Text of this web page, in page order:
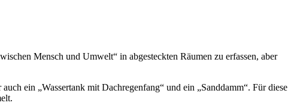
Mensch und Umwelt“ in abgesteckten Räumen zu erfassen, aber
ein „Wassertank mit Dachregenfang“ und ein „Sanddamm“. Für diese